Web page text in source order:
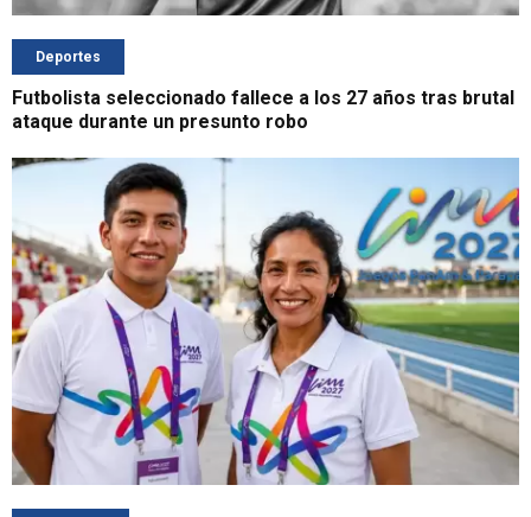
Deportes
Futbolista seleccionado fallece a los 27 años tras brutal
ataque durante un presunto robo